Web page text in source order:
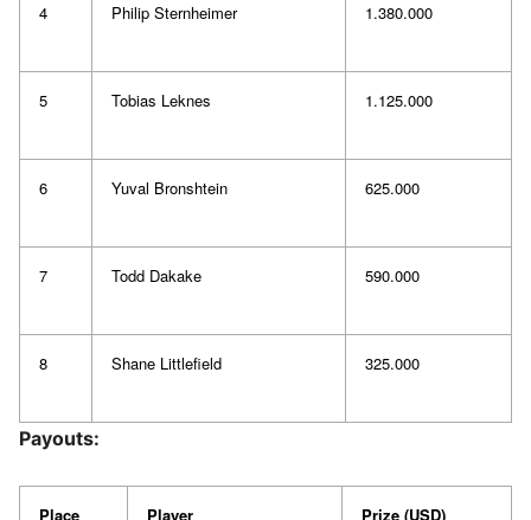
4 Philip Sternheimer 1.380.000
5 Tobias Leknes 1.125.000
6 Yuval Bronshtein 625.000
7 Todd Dakake 590.000
8 Shane Littlefield 325.000
Payouts:
Place Player Prize (USD)